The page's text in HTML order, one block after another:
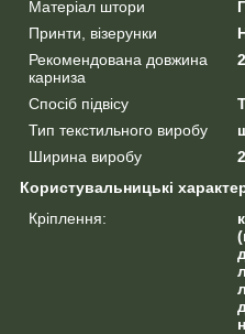
Матеріал штори
Принти, візерунки
Рекомендована довжина
карниза
Спосіб підвісу
Тип текстильного виробу
Ширина виробу
Користувальницькі
Кріплення: